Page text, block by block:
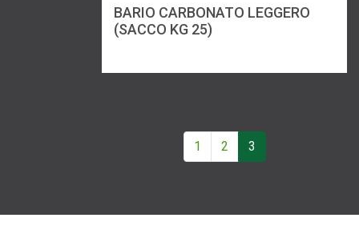
BARIO CARBONATO LEGGERO
(SACCO KG 25)
1 2 3